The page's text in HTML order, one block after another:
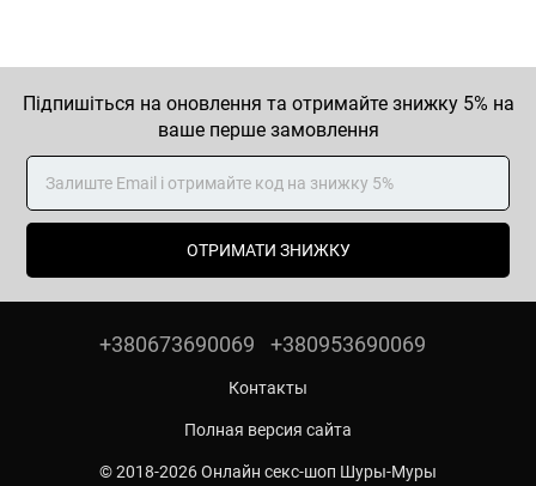
Підпишіться на оновлення та отримайте знижку 5% на
ваше перше замовлення
ОТРИМАТИ ЗНИЖКУ
+380673690069 +380953690069
Контакты
Полная версия сайта
© 2018-2026 Онлайн секс-шоп Шуры-Муры